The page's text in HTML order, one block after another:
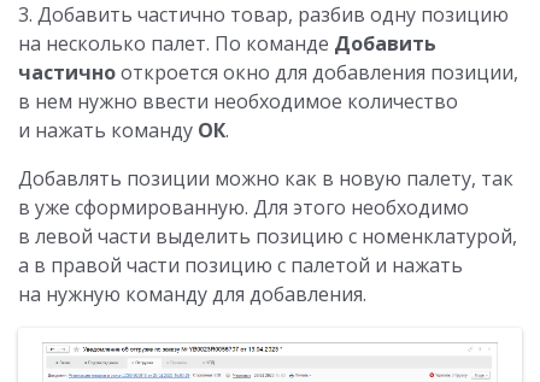
3. Добавить частично товар, разбив одну позицию
на несколько палет. По команде Добавить
частичнооткроется окно для добавления позиции,
в нем нужно ввести необходимое количество
и нажать команду ОК.
Добавлять позиции можно как в новую палету, так
в уже сформированную. Для этого необходимо
в левой части выделить позицию с номенклатурой,
а в правой части позицию с палетой и нажать
на нужную команду для добавления.